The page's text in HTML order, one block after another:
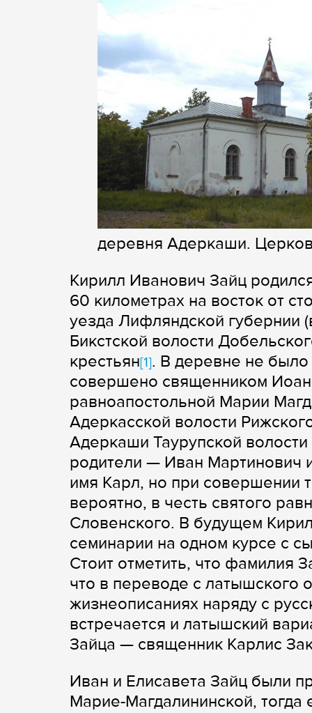
деревня Адеркаши.
Кирилл Иванович Зайц
60 километрах на восток от
уезда Лифляндской
Бикстской волости
крестьян[1]. В деревне не
совершено священником
равноапостольной Марии
Адеркасской волости
Адеркаши Таурупской
родители — Иван Мартинович
имя Карл, но при совершении
вероятно, в честь святого
Словенского. В будущем
семинарии на одном курсе с
Стоит отметить, что фамилия
что в переводе с латышского
жизнеописаниях наряду с
встречается и латышский
Зайца — священник Карлис
Иван и Елисавета Зайц были
Марие-Магдалининской,